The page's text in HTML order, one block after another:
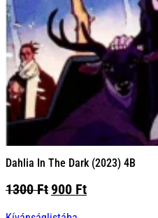
Dahlia In The Dark (2023) 4B
1300FtOriginal
900 FtCurrent